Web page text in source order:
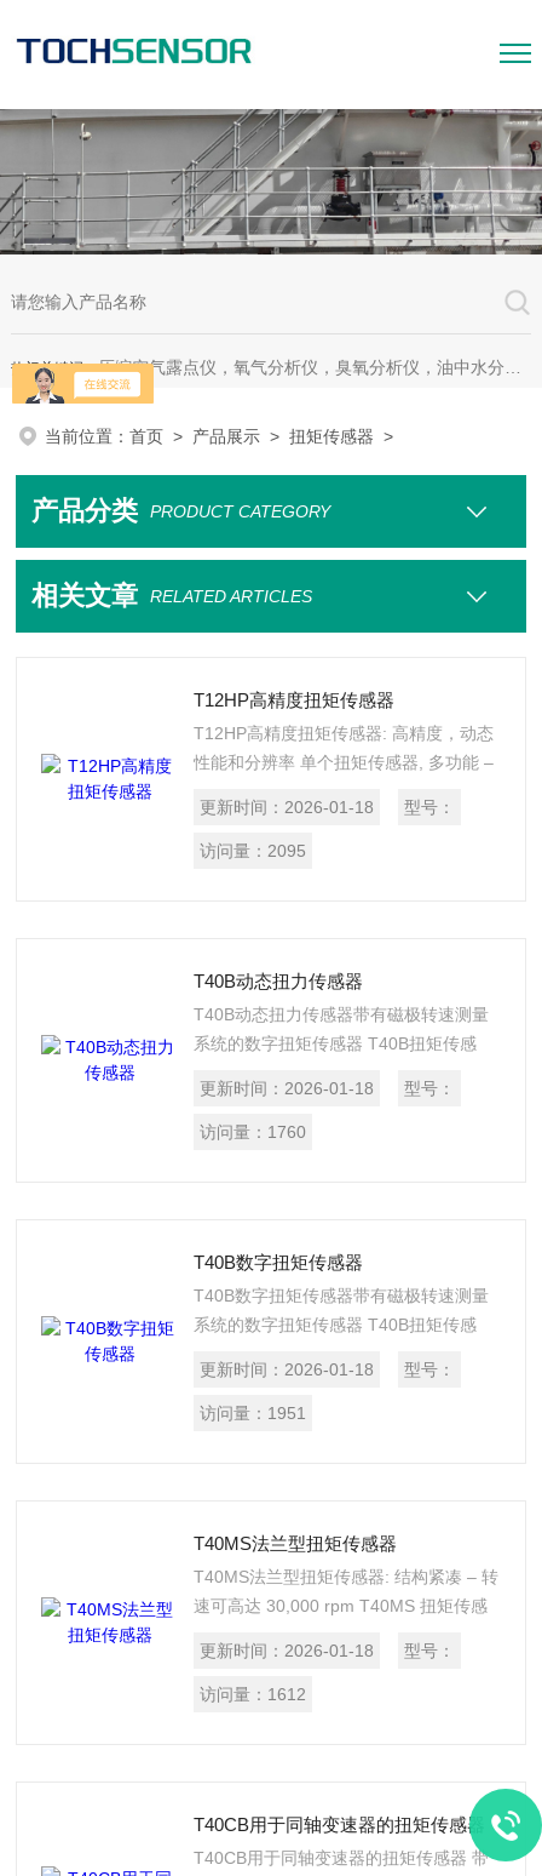
热门关键词：压缩空气露点仪，氧气分析仪，臭氧分析仪，油中水分析仪，超声波测漏仪。
当前位置：首页 > 产品展示 >扭矩传感器 >
产品分类 PRODUCT CATEGORY
相关文章 RELATED ARTICLES
T12HP高精度扭矩传感器
T12HP高精度扭矩传感器: 高精度，动态
性能和分辨率 单个扭矩传感器, 多功能 –
量范围的高精度。采用了的
FlexRange™ 技术，无需像其他所谓的
配置更。
更新时间： 2026-01-18 型号：
访问量： 2095
T40B动态扭力传感器
T40B动态扭力传感器带有磁极转速测量
系统的数字扭矩传感器 T40B扭矩传感
kNm T40B以高精度、再现性和鲁棒性而
著称，非常适合用于静态和动态扭矩测
更新时间： 2026-01-18 型号：
访问量： 1760
T40B数字扭矩传感器
T40B数字扭矩传感器带有磁极转速测量
系统的数字扭矩传感器 T40B扭矩传感
kNm T40B以高精度、再现性和鲁棒性而
著称，非常适合用于静态和动态扭矩测
更新时间： 2026-01-18 型号：
访问量： 1951
T40MS法兰型扭矩传感器
T40MS法兰型扭矩传感器: 结构紧凑 – 转
速可高达 30,000 rpm T40MS 扭矩传感
决方案，非常适合用于高达30000 rpm
的高转速应用。特点是其结构紧凑，和惯
的测试应用，例如电驱动、变速箱试验台
以及直升机部件和可调执行器
更新时间： 2026-01-18 型号：
访问量： 1612
T40CB用于同轴变速器的扭矩传感器
T40CB用于同轴变速器的扭矩传感器 带